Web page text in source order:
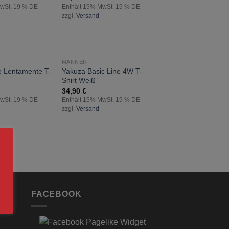
19 % DE
Enthält 19% MwSt. 19 % DE
zzgl. Versand
zur
Lentamente T-
19 % DE
zur
MÄNNER
Yakuza Basic Line 4W T-
Shirt Weiß
34,90 €
Enthält 19% MwSt. 19 % DE
zzgl. Versand
FACEBOOK